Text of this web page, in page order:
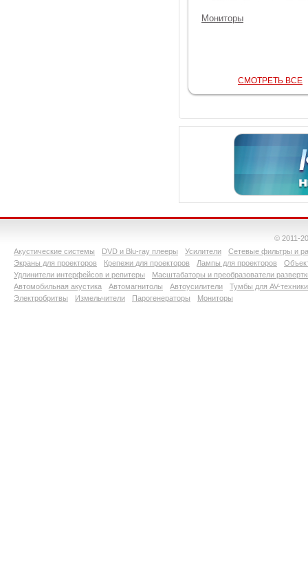
Мониторы
СМОТРЕТЬ ВСЕ
© 2011-
Акустические системы
DVD и Blu-ray плееры Усилители
Сетевые фильтры и
Экраны для проекторов
Крепежи для проекторов Лампы для проекторов
Удлинители интерфейсов и репитеры
Масштабаторы и преобразователи
Автомобильная акустика
Автомагнитолы Автоусилители
Тумбы для AV-техники
Электробритвы
Измельчители Парогенераторы Мониторы